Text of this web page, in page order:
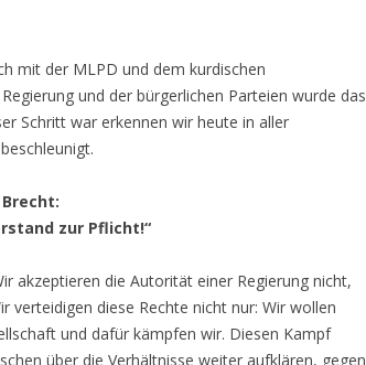
mit der MLPD und dem kurdischen
und der bürgerlichen Parteien wurde das
Schritt war erkennen wir heute in aller
zur Pflicht!“
akzeptieren die Autorität einer Regierung nicht,
verteidigen diese Rechte nicht nur: Wir wollen
und dafür kämpfen wir. Diesen Kampf
über die Verhältnisse weiter aufklären, gegen